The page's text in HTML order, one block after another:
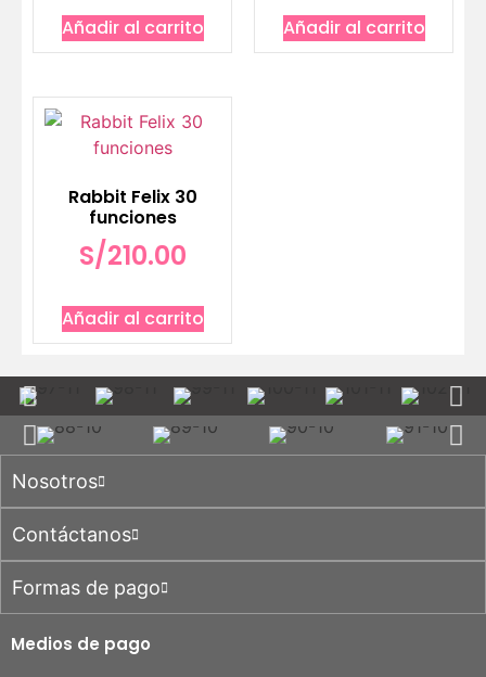
Añadir al carrito Añadir al carrito
Rabbit Felix 30
funciones
S/210.00
Añadir al carrito
Nosotros
Contáctanos
Formas de pago
Medios de pago